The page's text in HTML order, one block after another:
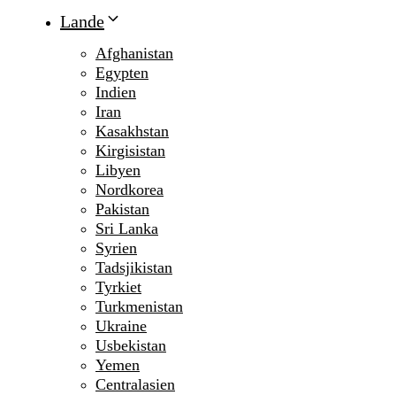
Lande
Afghanistan
Egypten
Indien
Iran
Kasakhstan
Kirgisistan
Libyen
Nordkorea
Pakistan
Sri Lanka
Syrien
Tadsjikistan
Tyrkiet
Turkmenistan
Ukraine
Usbekistan
Yemen
Centralasien